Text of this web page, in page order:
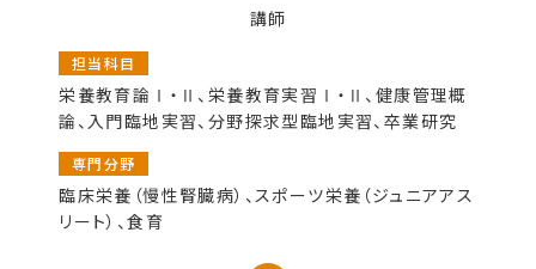
講師
担当科目
栄養教育論Ⅰ・Ⅱ、栄養教育実習Ⅰ・Ⅱ、健康管理概
論、入門臨地実習、分野探求型臨地実習、卒業研究
専門分野
臨床栄養（慢性腎臓病）、スポーツ栄養（ジュニアアス
リート）、食育